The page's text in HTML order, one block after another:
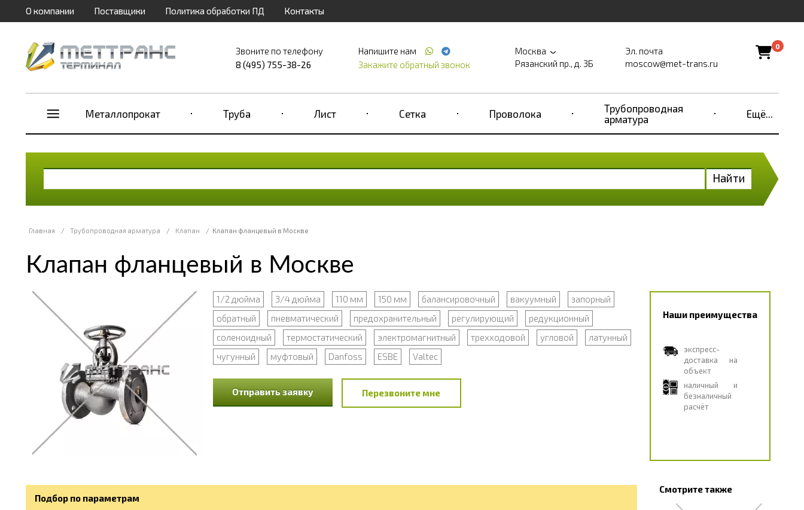
О компании Поставщики Политика обработки ПД Контакты
Звоните по телефону
8 (495) 755-38-26
Напишите нам
Закажите обратный звонок
Москва
Рязанский пр., д. 3Б
Эл. почта
moscow@met-trans.ru
0
Металлопрокат Труба Лист Сетка Проволока
Трубопроводная
арматура
Ещё...
Найти
Главная / Трубопроводная арматура / Клапан / Клапан фланцевый в Москве
Клапан фланцевый в Москве
1/2 дюйма 3/4 дюйма 110 мм 150 мм балансировочный вакуумный
запорный
обратный
пневматический предохранительный регулирующий
редукционный
соленоидный
термостатический электромагнитный трехходовой угловой
латунный
чугунный
муфтовый Danfoss ESBE Valtec
Отправить заявку Перезвоните мне
Наши преимущества
экспресс-
доставка на
объект
наличный и
безналичный
расчёт
Подбор по параметрам
Смотрите также